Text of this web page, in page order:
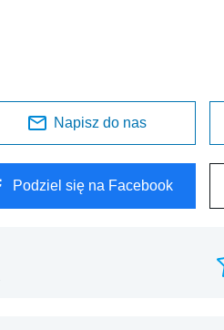
Napisz do nas
Podziel się na Facebook